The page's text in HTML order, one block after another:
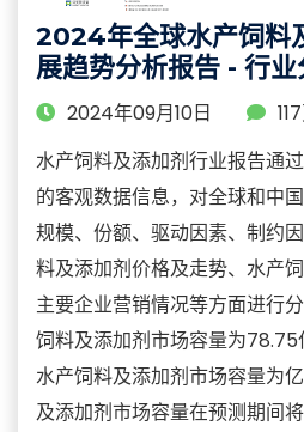
2024年全球水产饲料
展趋势分析报告 - 行业
业及区域分析
2024年09月10日
水产饲料及添加剂行业报告通
的客观数据信息，对全球和中
规模、份额、驱动因素、制约
料及添加剂价格及走势、水产
主要企业营销情况等方面进行
饲料及添加剂市场容量为
水产饲料及添加剂市场容量为
及添加剂市场容量在预测期间